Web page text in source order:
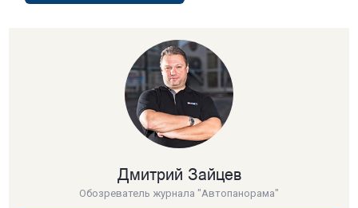
Дмитрий Зайцев
Обозреватель журнала "Автопанорама"